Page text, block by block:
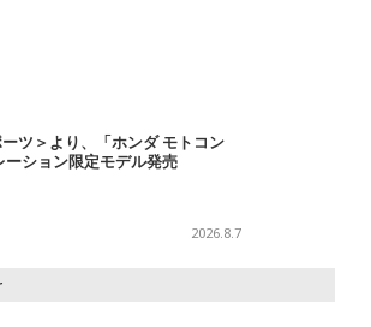
ツ＞より、「ホンダ モトコン
ーション限定モデル発売
2026.8.7